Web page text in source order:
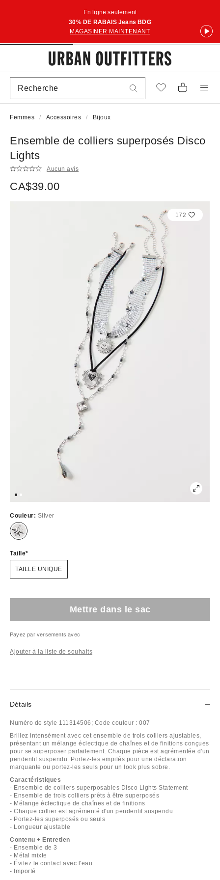
En ligne seulement
30% DE RABAIS Jeans BDG
MAGASINER MAINTENANT
Femmes Accessoires Bijoux
Ensemble de colliers superposés Disco
Lights
Aucun avis
CA$39.00
172
Couleur: Silver
Taille
TAILLE UNIQUE
Mettre dans le sac
Payez par versements avec
Ajouter à la liste de souhaits
Détails
Numéro de style 111314506; Code couleur : 007
Brillez intensément avec cet ensemble de trois colliers ajustables,
présentant un mélange éclectique de chaînes et de finitions conçues
pour se superposer parfaitement. Chaque pièce est agrémentée d'un
pendentif suspendu. Portez-les empilés pour une déclaration
marquante ou portez-les seuls pour un look plus sobre.
Caractéristiques
- Ensemble de colliers superposables Disco Lights Statement
- Ensemble de trois colliers prêts à être superposés
- Mélange éclectique de chaînes et de finitions
- Chaque collier est agrémenté d'un pendentif suspendu
- Portez-les superposés ou seuls
- Longueur ajustable
Contenu + Entretien
- Ensemble de 3
- Métal mixte
- Évitez le contact avec l'eau
- Importé